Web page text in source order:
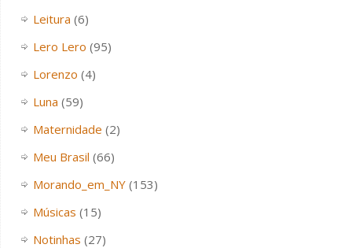
Leitura (6)
Lero Lero (95)
Lorenzo (4)
Luna (59)
Maternidade (2)
Meu Brasil (66)
Morando_em_NY(153)
Músicas (15)
Notinhas (27)